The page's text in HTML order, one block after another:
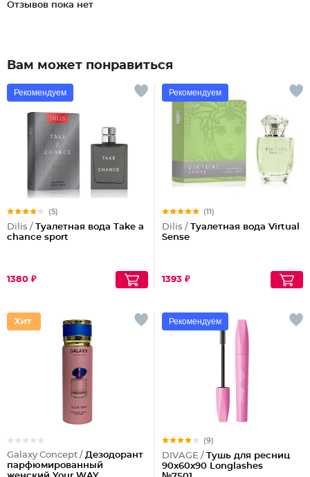
Отзывов пока нет
Вам может понравиться
Рекомендуем
(5)
Dilis / Туалетная вода Take a
chance sport
1380 ₽
Рекомендуем
(11)
Dilis / Туалетная вода Virtual
Sense
1393 ₽
Galaxy Concept / Дезодорант
парфюмированный
Рекомендуем
(9)
DIVAGE / Тушь для ресниц
90x60x90 Longlashes